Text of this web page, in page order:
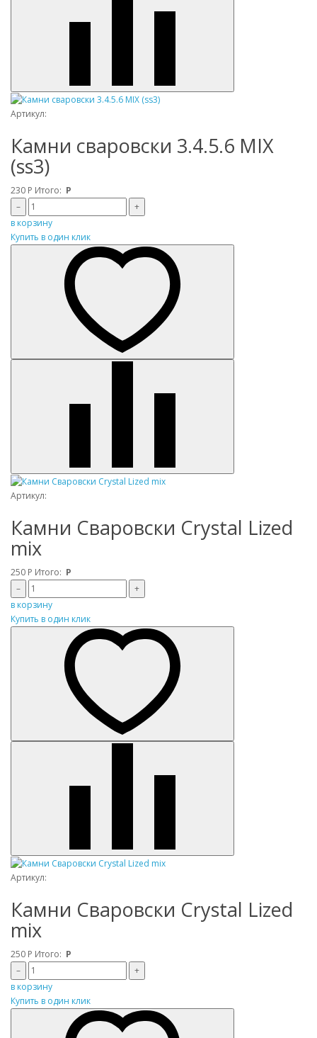
Артикул:
Камни сваровски 3.4.5.6 MIX
(ss3)
230 Р Итого: Р
–
+
в корзину
Купить в один клик
Артикул:
Камни Сваровски Crystal Lized
mix
250 Р Итого: Р
–
+
в корзину
Купить в один клик
Артикул:
Камни Сваровски Crystal Lized
mix
250 Р Итого: Р
–
+
в корзину
Купить в один клик